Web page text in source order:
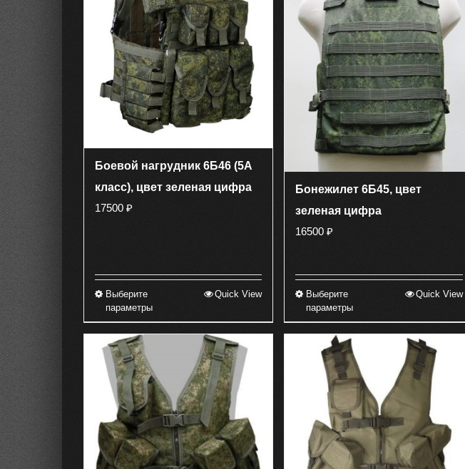
Боевой нагрудник 6Б46 (5А
класс), цвет зеленая цифра
17500 ₽
Выберите
параметры
имеет
несколько
вариаций.
Опции
можно
выбрать
на
Quick View
Бонежилет 6Б45, цвет
зеленая цифра
16500₽
Выберите
параметры
имеет
несколько
вариаций.
Опции
можно
выбрать
на
Quick View